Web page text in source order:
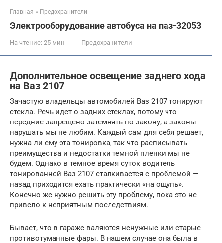
Главная » Предохранители
Электрооборудование автобуса на паз-32053
На чтение: 25 мин Предохранители
Дополнительное освещение заднего хода
на Ваз 2107
Зачастую владельцы автомобилей Ваз 2107 тонируют
стекла. Речь идет о задних стеклах, потому что
передние запрещено затемнять по закону, а законы
нарушать мы не любим. Каждый сам для себя решает,
нужна ли ему эта тонировка, так что расписывать
преимущества и недостатки темной пленки мы не
будем. Однако в темное время суток водитель
тонированной Ваз 2107 сталкивается с проблемой —
назад приходится ехать практически «на ощупь».
Конечно же нужно решить эту проблему, пока это не
привело к неприятным последствиям.
Бывает, что в гараже валяются ненужные или старые
противотуманные фары. В нашем случае она была в